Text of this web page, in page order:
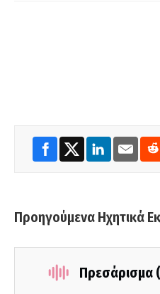
Προηγούμενα Ηχητικά
Πρεσάρισμα